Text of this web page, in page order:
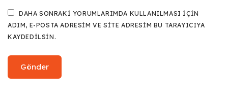
DAHA SONRAKI YORUMLARIMDA KULLANILMASI IÇIN
ADIM, E-POSTA ADRESIM VE SITE ADRESIM BU TARAYICIYA
KAYDEDILSIN.